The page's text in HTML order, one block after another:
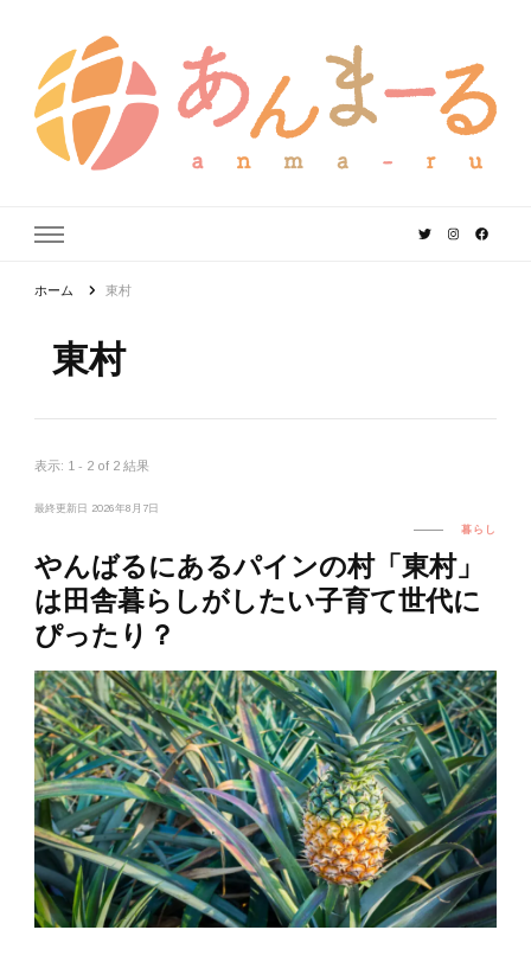
ホーム 東村
東村
表示: 1 - 2 of 2 結果
最終更新日 2026年8月7日
暮らし
やんばるにあるパインの村「東村」
は田舎暮らしがしたい子育て世代に
ぴったり？